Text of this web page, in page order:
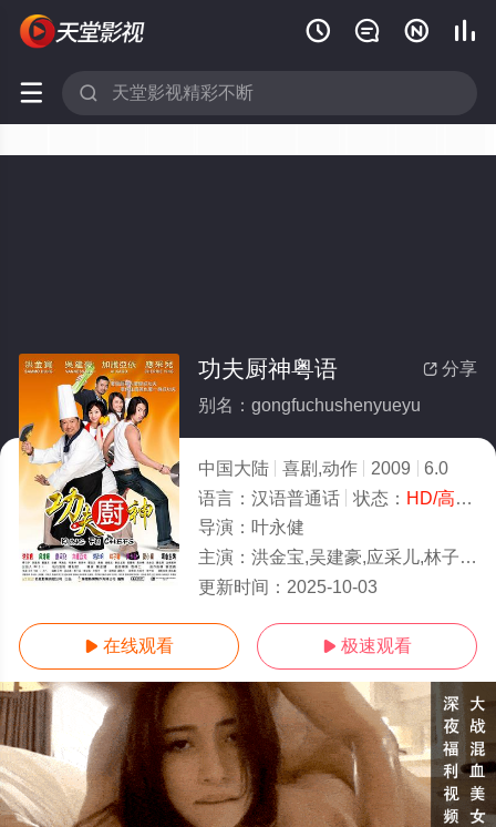
   
 
HD
 分享
功夫厨神粤语
别名：gongfuchushenyueyu
中国大陆 喜剧,动作 2009
6.0
语言： 汉语普通话 状态： HD/高清
导演： 叶永健
主演： 洪金宝,吴建豪,应采儿,林子聪,樊少皇,吴建飞
更新时间： 2025-10-03
 在线观看  极速观看